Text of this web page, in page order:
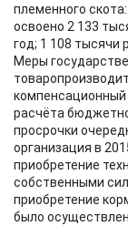
племенного
освоено 2 133
год; 1 108 тысячи
Меры
компенсационный
расчёта
просрочки
организация в
приобретение
собственными
приобретение
было